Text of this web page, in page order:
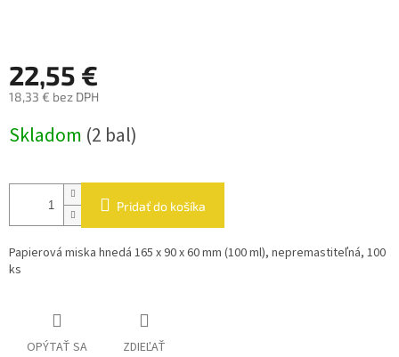
22,55 €
18,33 € bez DPH
cena:
Skladom (2 bal)
Pridať do košíka
Papierová miska hnedá 165 x 90 x 60 mm (100 ml), nepremastiteľná, 100
ks
OPÝTAŤ SA ZDIEĽAŤ